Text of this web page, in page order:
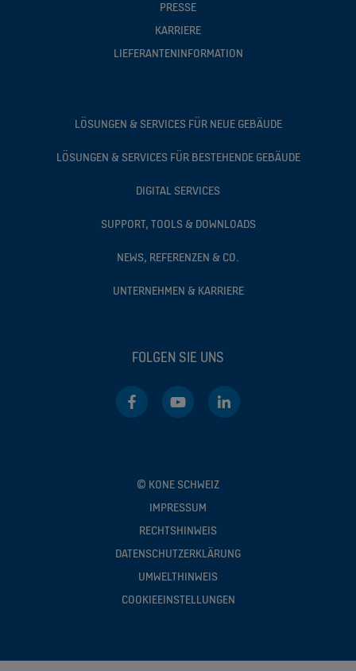
PRESSE
KARRIERE
LIEFERANTENINFORMATION
LÖSUNGEN & SERVICES FÜR NEUE GEBÄUDE
LÖSUNGEN & SERVICES FÜR BESTEHENDE GEBÄUDE
DIGITAL SERVICES
SUPPORT, TOOLS & DOWNLOADS
NEWS, REFERENZEN & CO.
UNTERNEHMEN & KARRIERE
FOLGEN SIE UNS
© KONE SCHWEIZ
IMPRESSUM
RECHTSHINWEIS
DATENSCHUTZERKLÄRUNG
UMWELTHINWEIS
COOKIEEINSTELLUNGEN